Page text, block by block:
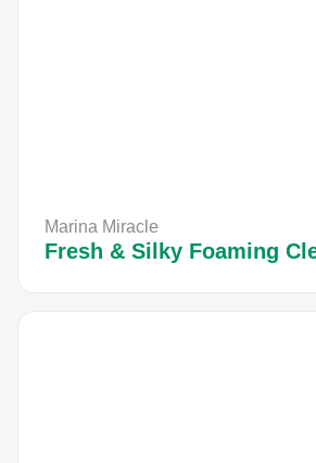
Marina Miracle
Fresh & Silky Foaming